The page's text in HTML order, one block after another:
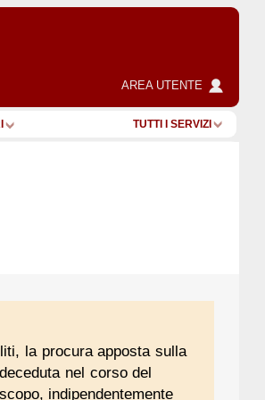
AREA UTENTE
TUTTI I SERVIZI
la procura apposta sulla
nel corso del
indipendentemente